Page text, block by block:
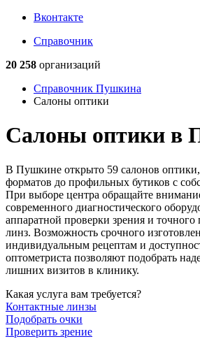
Вконтакте
Справочник
20 258 организаций
Справочник Пушкина
Салоны оптики
Салоны оптики в
В Пушкине открыто 59 салонов
форматов до профильных бутиков с
При выборе центра обращайте
современного диагностического
аппаратной проверки зрения и
линз. Возможность срочного
индивидуальным рецептам и
оптометриста позволяют подобрать
лишних визитов в клинику.
Какая услуга вам требуется?
Контактные линзы
Подобрать очки
Проверить зрение